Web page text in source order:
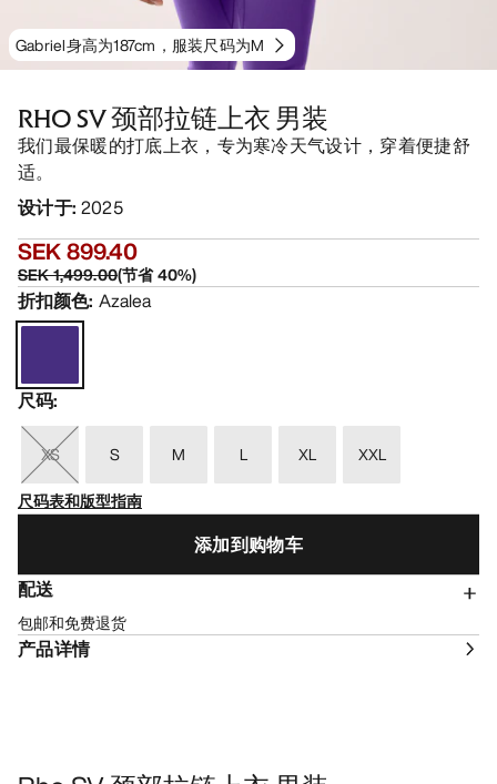
Gabriel身高为187cm，服装尺码为M
RHO SV 颈部拉链上衣 男装
我们最保暖的打底上衣，专为寒冷天气设计，穿着便捷舒
适。
设计于: 2025
SEK 899.40
SEK 1,499.00(节省40%)
折扣颜色: Azalea
尺码:
XS S M L XL
XXL
尺码表和版型指南
添加到购物车
配送
包邮和免费退货
产品详情